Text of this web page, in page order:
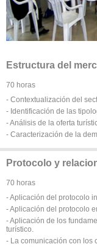
Estructura del
70 horas
- Contextualización del
- Identificación de las
- Análisis de la oferta
- Caracterización de la
Protocolo y
70 horas
- Aplicación del protocolo
- Aplicación del protocolo
- Aplicación de los
turístico.
- La comunicación con los